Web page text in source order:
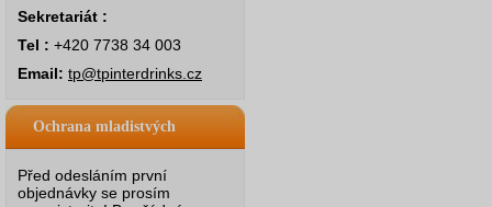
Sekretariát :
Tel : +420 7738 34 003
Email: tp@tpinterdrinks.cz
Ochrana mladistvých
Před odesláním první
objednávky se prosím